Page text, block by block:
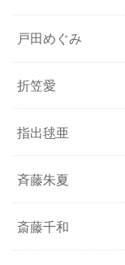
戸田めぐみ
折笠愛
指出毬亜
斉藤朱夏
斎藤千和